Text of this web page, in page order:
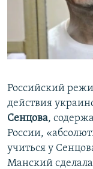
ПОБЕДИТЕЛЕЙ НЕ
ELIFBE
ПРИСОЕДИНЯЙТЕСЬ!
Все сайты RFE/
Российский
действия
Сенцова,
России,
учиться у
Манский